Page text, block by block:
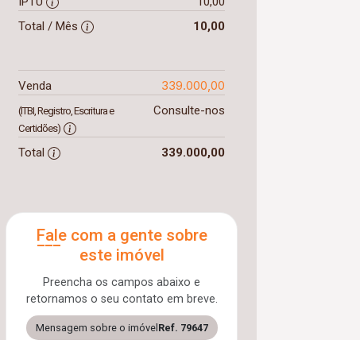
Total / Mês
10,00
Venda 339.000,00
(ITBI, Registro, Escritura e
Certidões)
Consulte-nos
Total 339.000,00
Fale com a gente sobre
este imóvel
Preencha os campos abaixo e
retornamos o seu contato em breve.
Mensagem sobre o imóvel Ref. 79647